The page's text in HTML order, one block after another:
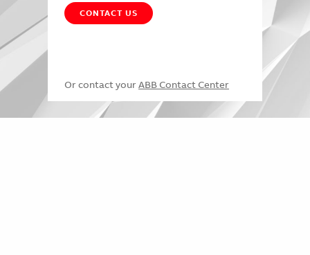
CONTACT US
Or contact your ABB Contact Center